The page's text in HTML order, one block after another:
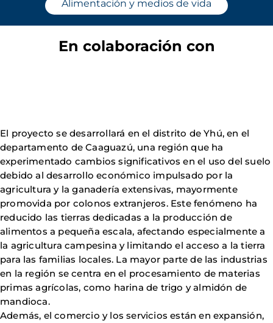
Alimentación y medios de vida
En colaboración con
El proyecto se desarrollará en el distrito de Yhú, en el
departamento de Caaguazú, una región que ha
experimentado cambios significativos en el uso del suelo
debido al desarrollo económico impulsado por la
agricultura y la ganadería extensivas, mayormente
promovida por colonos extranjeros. Este fenómeno ha
reducido las tierras dedicadas a la producción de
alimentos a pequeña escala, afectando especialmente a
la agricultura campesina y limitando el acceso a la tierra
para las familias locales. La mayor parte de las industrias
en la región se centra en el procesamiento de materias
primas agrícolas, como harina de trigo y almidón de
mandioca.
Además, el comercio y los servicios están en expansión,